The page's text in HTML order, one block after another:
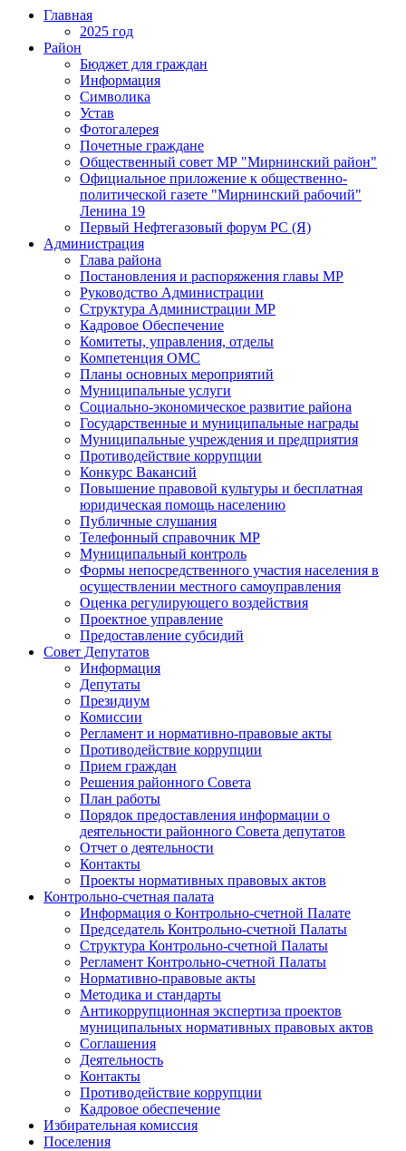
Главная
2025 год
Район
Бюджет для граждан
Информация
Символика
Устав
Фотогалерея
Почетные граждане
Общественный совет МР "Мирнинский район"
Официальное приложение к общественно-
политической газете "Мирнинский рабочий"
Ленина 19
Первый Нефтегазовый форум РС (Я)
Администрация
Глава района
Постановления и распоряжения главы МР
Руководство Администрации
Структура Администрации МР
Кадровое Обеспечение
Комитеты, управления, отделы
Компетенция ОМС
Планы основных мероприятий
Муниципальные услуги
Социально-экономическое развитие района
Государственные и муниципальные награды
Муниципальные учреждения и предприятия
Противодействие коррупции
Конкурс Вакансий
Повышение правовой культуры и бесплатная
юридическая помощь населению
Публичные слушания
Телефонный справочник МР
Муниципальный контроль
Формы непосредственного участия населения в
осуществлении местного самоуправления
Оценка регулирующего воздействия
Проектное управление
Предоставление субсидий
Совет Депутатов
Информация
Депутаты
Президиум
Комиссии
Регламент и нормативно-правовые акты
Противодействие коррупции
Прием граждан
Решения районного Совета
План работы
Порядок предоставления информации о
деятельности районного Совета депутатов
Отчет о деятельности
Контакты
Проекты нормативных правовых актов
Контрольно-счетная палата
Информация о Контрольно-счетной Палате
Председатель Контрольно-счетной Палаты
Структура Контрольно-счетной Палаты
Регламент Контрольно-счетной Палаты
Нормативно-правовые акты
Методика и стандарты
Антикоррупционная экспертиза проектов
муниципальных нормативных правовых актов
Соглашения
Деятельность
Контакты
Противодействие коррупции
Кадровое обеспечение
Избирательная комиссия
Поселения